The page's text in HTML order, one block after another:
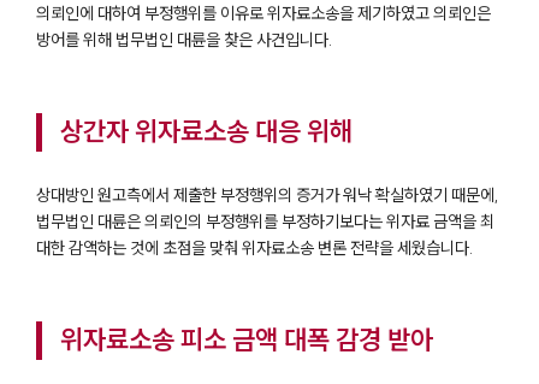
의뢰인에 대하여 부정행위를 이유로 위자료소송을 제기하였고 의뢰인은
방어를 위해 법무법인 대륜을 찾은 사건입니다.
상간자 위자료소송 대응 위해
상대방인 원고측에서 제출한 부정행위의 증거가 워낙 확실하였기 때문에,
법무법인 대륜은 의뢰인의 부정행위를 부정하기보다는 위자료 금액을 최
대한 감액하는 것에 초점을 맞춰 위자료소송 변론 전략을 세웠습니다.
위자료소송 피소 금액 대폭 감경 받아